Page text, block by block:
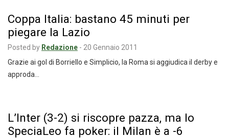
Coppa Italia: bastano 45 minuti per
piegare la Lazio
Posted by Redazione - 20 Gennaio 2011
Grazie ai gol di Borriello e Simplicio, la Roma si aggiudica il derby e
approda…
L’Inter (3-2) si riscopre pazza, ma lo
SpeciaLeo fa poker: il Milan è a -6